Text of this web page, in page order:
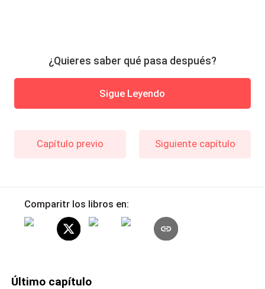
¿Quieres saber qué pasa después?
Sigue Leyendo
Capítulo previo Siguiente capítulo
Comparitr los libros en:
Último capítulo